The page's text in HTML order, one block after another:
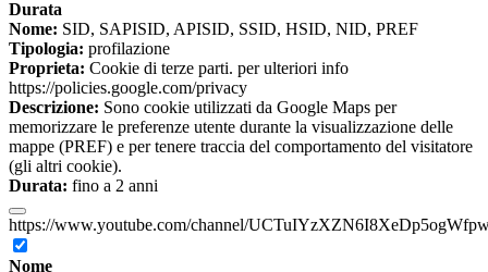
Durata
Nome: SID, SAPISID, APISID, SSID, HSID, NID, PREF
Tipologia: profilazione
Proprieta: Cookie di terze parti. per ulteriori info
https://policies.google.com/privacy
Descrizione: Sono cookie utilizzati da Google Maps per
memorizzare le preferenze utente durante la visualizzazione delle
mappe (PREF) e per tenere traccia del comportamento del visitatore
(gli altri cookie).
Durata: fino a 2 anni
https://www.youtube.com/channel/
Nome